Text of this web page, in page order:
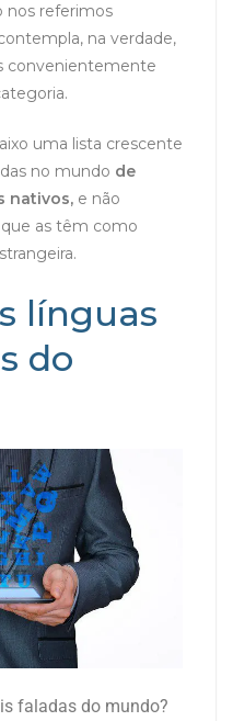
nos referimos
na verdade,
convenientemente
uma lista crescente
no mundo de
nativos, e não
as têm como
línguas
do
faladas do mundo?